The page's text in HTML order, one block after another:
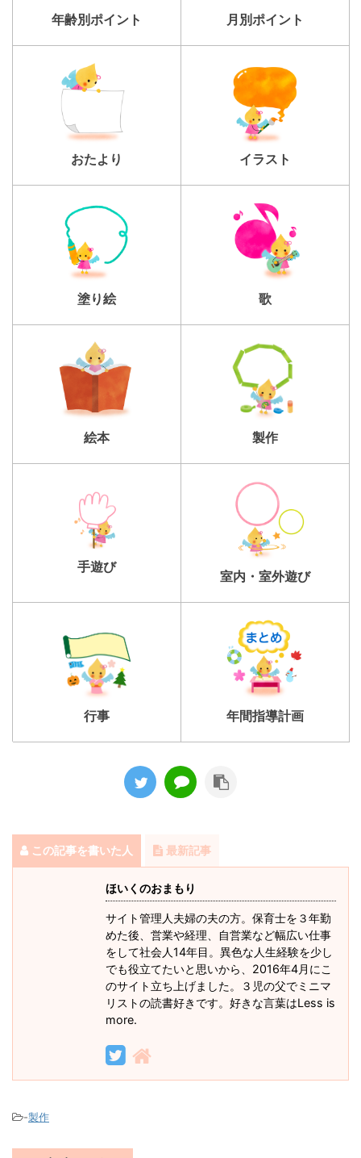
年齢別ポイント 月別ポイント
おたより イラスト
塗り絵 歌
絵本 製作
手遊び
室内・室外遊び
行事 年間指導計画
この記事を書いた人 最新記事
ほいくのおまもり
サイト管理人夫婦の夫の方。保育士を３年勤
めた後、営業や経理、自営業など幅広い仕事
をして社会人14年目。異色な人生経験を少し
でも役立てたいと思いから、2016年4月にこ
のサイト立ち上げました。３児の父でミニマ
リストの読書好きです。好きな言葉はLess is
more.
-製作